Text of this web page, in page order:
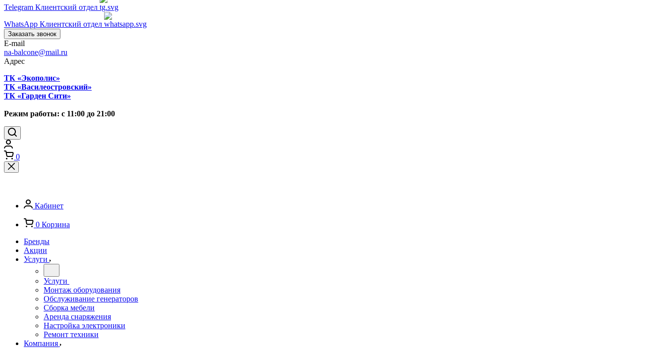
Telegram Клиентский отдел
WhatsApp Клиентский отдел
Заказать звонок
E-mail
na-balcone@mail.ru
Адрес
ТК «Экополис»
ТК «Василеостровский»
ТК «Гарден Сити»
Режим работы: с 11:00 до 21:00
0
Кабинет
0 Корзина
Бренды
Акции
Услуги
Услуги
Монтаж оборудования
Обслуживание генераторов
Сборка мебели
Аренда снаряжения
Настройка электроники
Ремонт техники
Компания